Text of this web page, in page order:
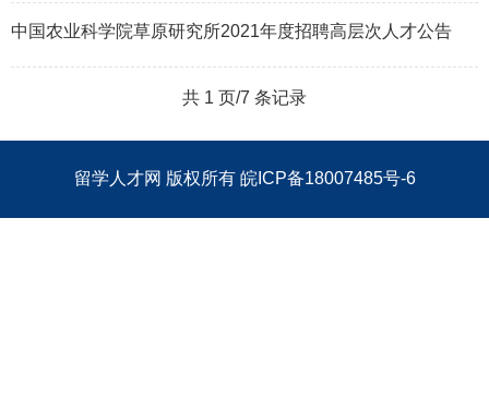
中国农业科学院草原研究所2021年度招聘高层次人才公告
共 1 页/7 条记录
留学人才网 版权所有 皖ICP备18007485号-6